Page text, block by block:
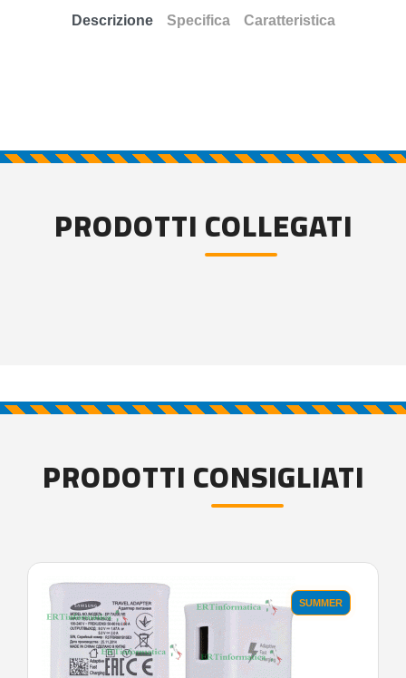
Descrizione Specifica Caratteristica
PRODOTTI COLLEGATI
PRODOTTI CONSIGLIATI
SUMMER